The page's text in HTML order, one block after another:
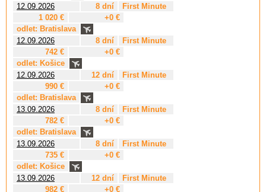
12.09.2026
8 dní
First Minute
1 020 €
+0 €
odlet: Bratislava
12.09.2026
8 dní
First Minute
742 €
+0 €
odlet: Košice
12.09.2026
12 dní
First Minute
990 €
+0 €
odlet: Bratislava
13.09.2026
8 dní
First Minute
782 €
+0 €
odlet: Bratislava
13.09.2026
8 dní
First Minute
735 €
+0 €
odlet: Košice
13.09.2026
12 dní
First Minute
982 €
+0 €